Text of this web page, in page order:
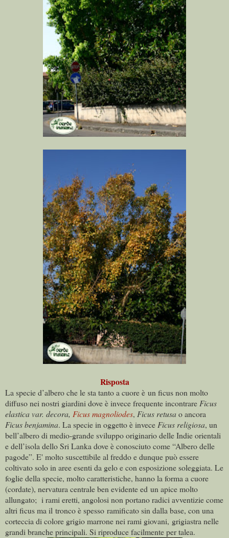
Risposta
La specie d’albero che le sta tanto a cuore è un ficus non molto
diffuso nei nostri giardini dove è invece frequente incontrare Ficus
elastica var. decora, Ficus magnoliodes, Ficus retusao ancora
Ficus benjamina. La specie in oggetto è invece Ficus religiosa, un
bell’albero di medio-grande sviluppo originario delle Indie orientali
e dell’isola dello Sri Lanka dove è conosciuto come “Albero delle
pagode”. E' molto suscettibile al freddo e dunque può essere
coltivato solo in aree esenti da gelo e con esposizione soleggiata. Le
foglie della specie, molto caratteristiche, hanno la forma a cuore
(cordate), nervatura centrale ben evidente ed un apice molto
allungato; i rami eretti, angolosi non portano radici avventizie come
altri ficus ma il tronco è spesso ramificato sin dalla base, con una
corteccia di colore grigio marrone nei rami giovani, grigiastra nelle
grandi branche principali. Si riproduce facilmente per talea.